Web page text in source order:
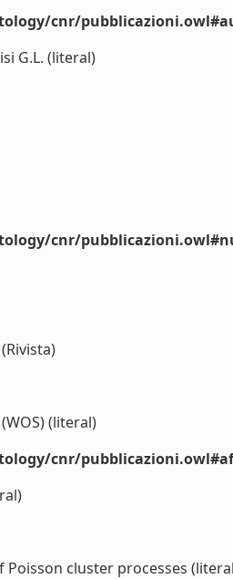
cnr/
G.L. (literal)
cnr/
(Rivista)
(literal)
cnr/
Poisson cluster processes